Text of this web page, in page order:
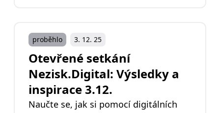
proběhlo 3. 12. 25
Otevřené setkání
Nezisk.Digital: Výsledky a
inspirace 3.12.
Naučte se, jak si pomocí digitálních